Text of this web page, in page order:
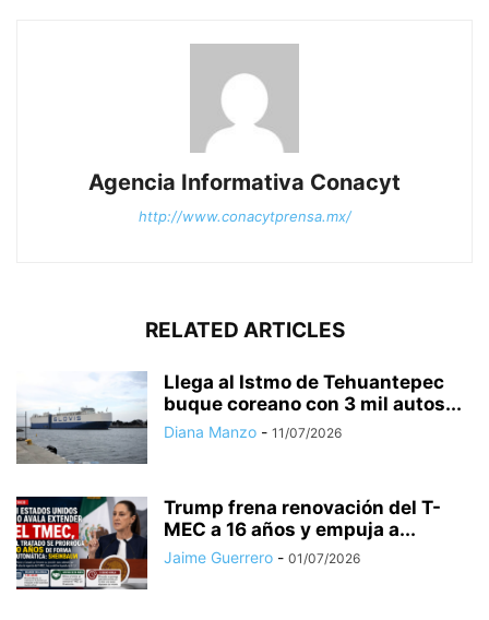
Agencia Informativa Conacyt
http://www.conacytprensa.mx/
RELATED ARTICLES
Llega al Istmo de Tehuantepec
buque coreano con 3 mil autos...
Diana Manzo - 11/07/2026
Trump frena renovación del T-
MEC a 16 años y empuja a...
Jaime Guerrero - 01/07/2026